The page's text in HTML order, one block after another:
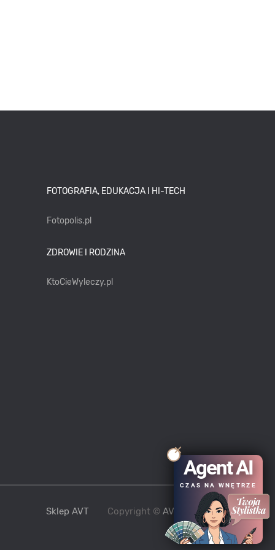
FOTOGRAFIA, EDUKACJA I HI-TECH
Fotopolis.pl
ZDROWIE I RODZINA
KtoCieWyleczy.pl
Sklep AVT Copyright © AVT 2021
Agent AI
CZAS NA WNĘTRZE